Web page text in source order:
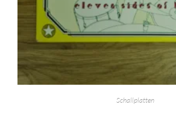
Schallplatten